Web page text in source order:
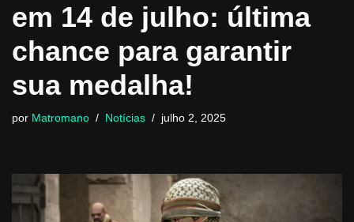
em 14 de julho: última
chance para garantir
sua medalha!
por Matromano Notícias julho 2, 2025